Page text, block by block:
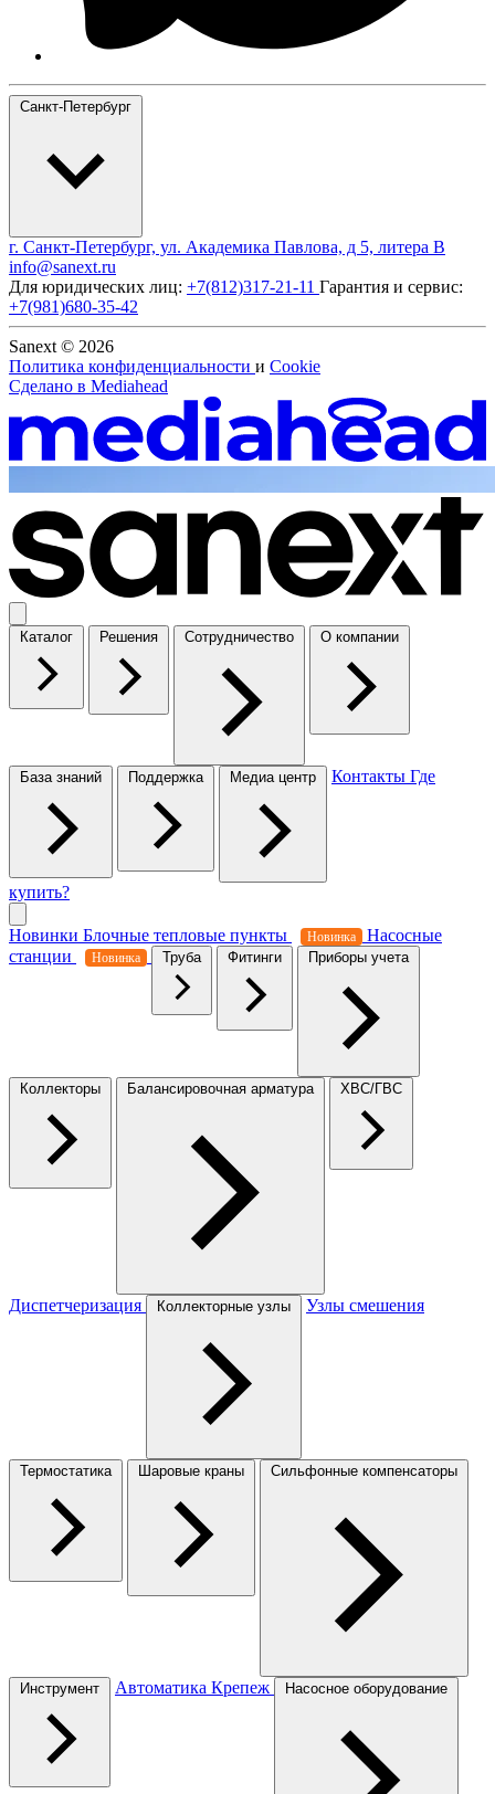
Санкт-Петербург
г. Санкт-Петербург, ул. Академика Павлова, д 5, литера В
info@sanext.ru
Для юридических лиц: +7(812)317-21-11 Гарантия и сервис:
+7(981)680-35-42
Sanext © 2026
Политика конфиденциальности и Cookie
Сделано в Mediahead
Каталог Решения Сотрудничество О компании
База знаний Поддержка Медиа центр Контакты Где
купить?
Новинки Блочные тепловые пункты Новинка
Насосные
станции
Новинка Труба Фитинги Приборы учета
Коллекторы Балансировочная арматура ХВС/ГВС
Диспетчеризация Коллекторные узлы Узлы смешения
Термостатика Шаровые краны Сильфонные компенсаторы
Инструмент Автоматика Крепеж Насосное оборудование